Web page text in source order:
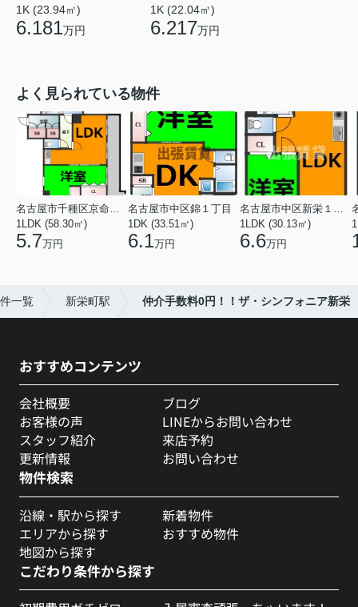
1K (23.94㎡)
6.181万円
1K (22.04㎡)
6.217万円
よく見られている物件
1LDK (58.30㎡)
5.7万円
名古屋市中区錦１丁目
1DK (33.51㎡)
6.1万円
1LDK (30.13㎡)
6.6万円
一覧 新栄町駅 仲介手数料0円！！ザ・シンフォニア新栄
おすすめコンテンツ
会社概要
お客様の声
スタッフ紹介
更新情報
ブログ
LINEからお問い合わせ
来店予約
お問い合わせ
物件検索
沿線・駅から探す
エリアから探す
地図から探す
新着物件
おすすめ物件
こだわり条件から探す